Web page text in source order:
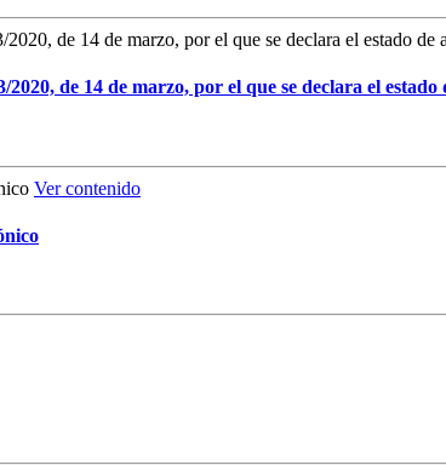
de 14 de marzo, por el que se declara el estado
Ver contenido